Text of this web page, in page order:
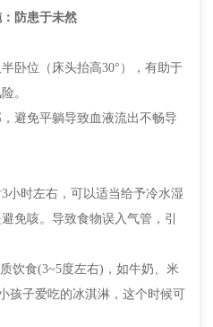
防患于未然
位（床头抬高30°），有助于
。
免平躺导致血液流出不畅导
时左右，可以适当给予冷水湿
免咳。导致食物误入气管，引
食(3~5度左右)，如牛奶、米
孩子爱吃的冰淇淋，这个时候可